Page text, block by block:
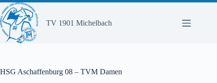
Zum
Inhalt
springen
TV 1901 Michelbach
HSG Aschaffenburg 08 – TVM Damen